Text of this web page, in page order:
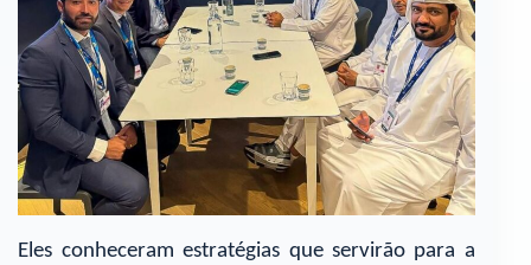
Eles conheceram estratégias que servirão para a